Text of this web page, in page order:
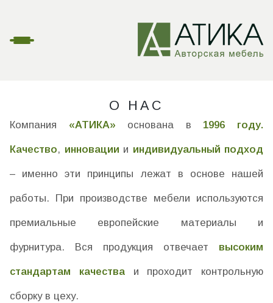
О НАС
Компания «АТИКА» основана в 1996 году.
Качество, инновации и индивидуальный подход
– именно эти принципы лежат в основе нашей
работы. При производстве мебели используются
премиальные европейские материалы и
фурнитура. Вся продукция отвечает высоким
стандартам качестваи проходит контрольную
сборку в цеху.